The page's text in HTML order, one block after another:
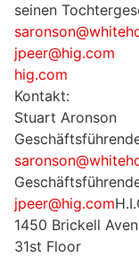
seinen
jpeer@hig.com
hig.com
Kontakt:
Stuart Aronson
jpeer@hig.com
1450 Brickell
31st Floor